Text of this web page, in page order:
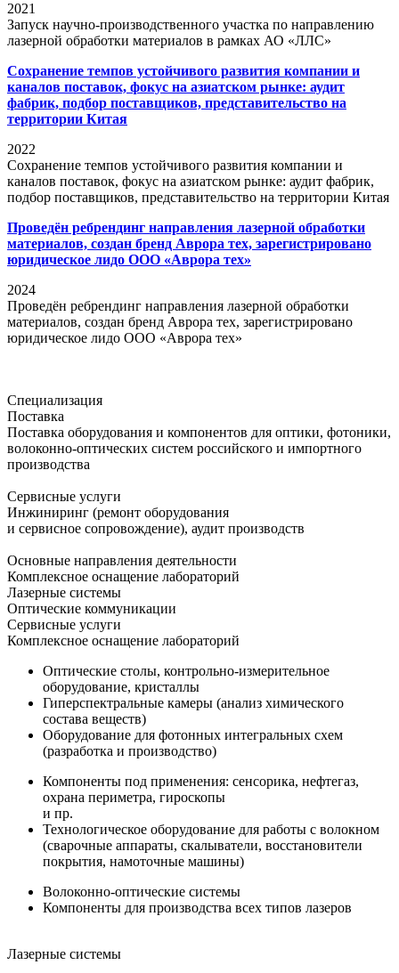
2021
Запуск научно-производственного участка по направлению
лазерной обработки материалов в рамках АО «ЛЛС»
Сохранение темпов устойчивого развития компании и
каналов поставок, фокус на азиатском рынке: аудит
фабрик, подбор поставщиков, представительство на
территории Китая
2022
Сохранение темпов устойчивого развития компании и
каналов поставок, фокус на азиатском рынке: аудит фабрик,
подбор поставщиков, представительство на территории Китая
Проведён ребрендинг направления лазерной обработки
материалов, создан бренд Аврора тех, зарегистрировано
юридическое лидо ООО «Аврора тех»
2024
Проведён ребрендинг направления лазерной обработки
материалов, создан бренд Аврора тех, зарегистрировано
юридическое лидо ООО «Аврора тех»
Специализация
Поставка
Поставка оборудования и компонентов для оптики, фотоники,
волоконно-оптических систем российского и импортного
производства
Сервисные услуги
Инжиниринг (ремонт оборудования
и сервисное сопровождение), аудит производств
Основные направления деятельности
Комплексное оснащение лабораторий
Лазерные системы
Оптические коммуникации
Сервисные услуги
Комплексное оснащение лабораторий
Оптические столы, контрольно-измерительное
оборудование, кристаллы
Гиперспектральные камеры (анализ химического
состава веществ)
Оборудование для фотонных интегральных схем
(разработка и производство)
Компоненты под применения: сенсорика, нефтегаз,
охрана периметра, гироскопы
и пр.
Технологическое оборудование для работы с волокном
(сварочные аппараты, скалыватели, восстановители
покрытия, намоточные машины)
Волоконно-оптические системы
Компоненты для производства всех типов лазеров
Лазерные системы